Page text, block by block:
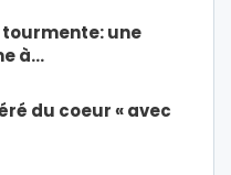
une
à…
du coeur « avec